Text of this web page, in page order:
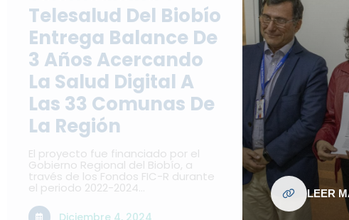
Telesalud Del Biobío
Entrega Balance De
3 Años Acercando
La Salud Digital A
Las 33 Comunas De
La Región
El proyecto fue financiado por el
Gobierno Regional del Biobío, a
través de los Fondos FIC-R durante
el periodo 2022-2024… LEER